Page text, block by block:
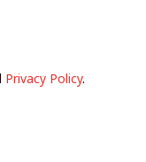
Privacy Policy.